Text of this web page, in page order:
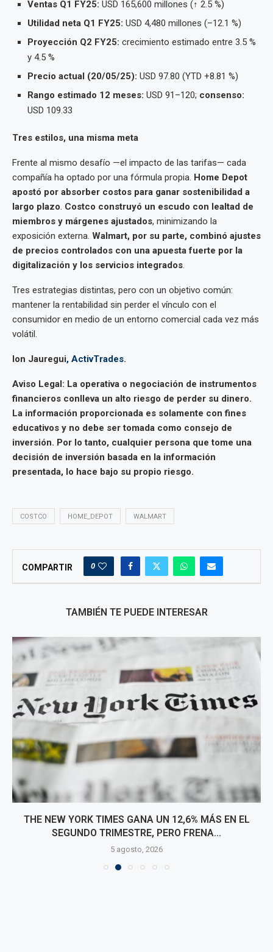
Ventas Q1 FY25: USD 165,600 millones (↑ 2.5 %)
Utilidad neta Q1 FY25: USD 4,480 millones (–12.1 %)
Proyección Q2 FY25: crecimiento estimado entre 3.5 %
y 4.5 %
Precio actual (20/05/25): USD 97.80 (YTD +8.81 %)
Rango estimado 12 meses: USD 91–120; consenso:
USD 109.33
Tres estilos, una misma meta
Frente al mismo desafío —el impacto de las tarifas— cada
compañía ha optado por una fórmula propia. Home Depot
apostó por absorber costos para ganar sostenibilidad a
largo plazo. Costco construyó un escudo con lealtad de
miembros y márgenes ajustados, minimizando la
exposición externa. Walmart, por su parte, combinó ajustes
de precios controlados con una apuesta fuerte por la
digitalización y los servicios integrados.
Tres estrategias distintas, pero con un objetivo común:
mantener la rentabilidad sin perder el vínculo con el
consumidor en medio de un entorno comercial cada vez más
volátil.
Ion Jauregui, ActivTrades.
Aviso Legal: La operativa o negociación de instrumentos
financieros conlleva un alto riesgo de perder su dinero.
La información proporcionada es solamente con fines
educativos y no debe ser tomada como consejo de
inversión. Por lo tanto, cualquier persona que tome una
decisión de inversión basada en la información
presentada, lo hace bajo su propio riesgo.
COSTCO HOME_DEPOT WALMART
COMPARTIR 0
TAMBIÉN TE PUEDE INTERESAR
THE NEW YORK TIMES GANA UN 12,6% MÁS EN EL
SEGUNDO TRIMESTRE, PERO FRENA...
5 agosto, 2026